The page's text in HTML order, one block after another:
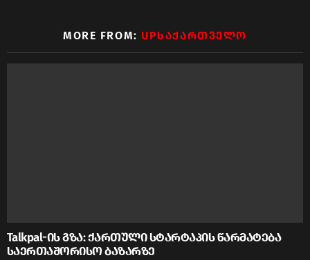
MORE FROM: UPᲡᲐᲥᲐᲠᲗᲕᲔᲚᲝ
Talkpal-ის გზა: ქართული სტარტაპის წარმატება
საერთაშორისო ბაზარზე